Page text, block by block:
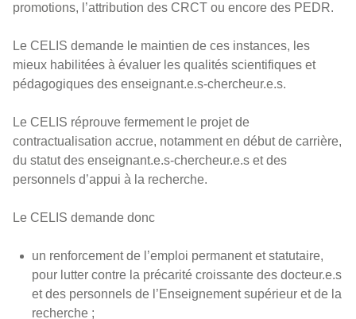
promotions, l’attribution des CRCT ou encore des PEDR.
Le CELIS demande le maintien de ces instances, les
mieux habilitées à évaluer les qualités scientifiques et
pédagogiques des enseignant.e.s-chercheur.e.s.
Le CELIS réprouve fermement le projet de
contractualisation accrue, notamment en début de carrière,
du statut des enseignant.e.s-chercheur.e.s et des
personnels d’appui à la recherche.
Le CELIS demande donc
un renforcement de l’emploi permanent et statutaire,
pour lutter contre la précarité croissante des docteur.e.s
et des personnels de l’Enseignement supérieur et de la
recherche ;